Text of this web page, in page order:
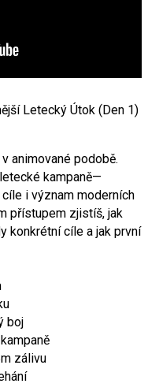
Letecký Útok (Den 1)
animované podobě.
kampaně—
i význam moderních
přístupem zjistíš, jak
konkrétní cíle a jak první
boj
zálivu